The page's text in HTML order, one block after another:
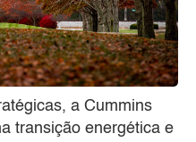
a Cummins
transição energética e